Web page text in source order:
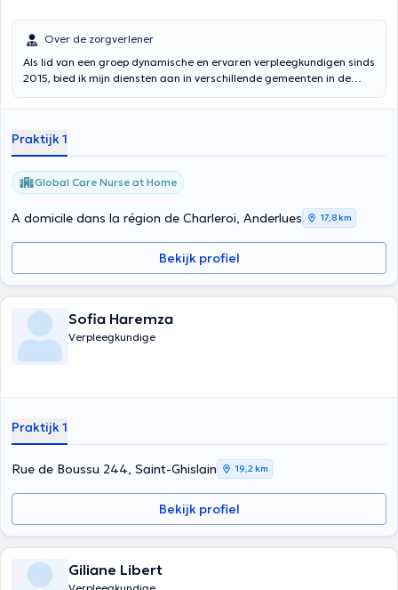
Over de zorgverlener
Als lid van een groep dynamische en ervaren verpleegkundigen sinds
2015, bied ik mijn diensten aan in verschillende gemeenten in de
afhankelijk van uw huidige gezondheidsbehoeften en levensstijl
van verpleegtechnieken en garanderen wij u speciale aandacht.
Praktijk 1
Global Care Nurse at Home
A domicile dans la région de Charleroi, Anderlues 17,8 km
Bekijk profiel
Sofia Haremza
Verpleegkundige
Praktijk 1
Rue de Boussu 244, Saint-Ghislain 19,2 km
Bekijk profiel
Giliane Libert